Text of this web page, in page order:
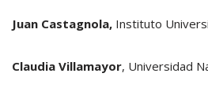
Juan Castagnola, Instituto
Claudia Villamayor, Universidad